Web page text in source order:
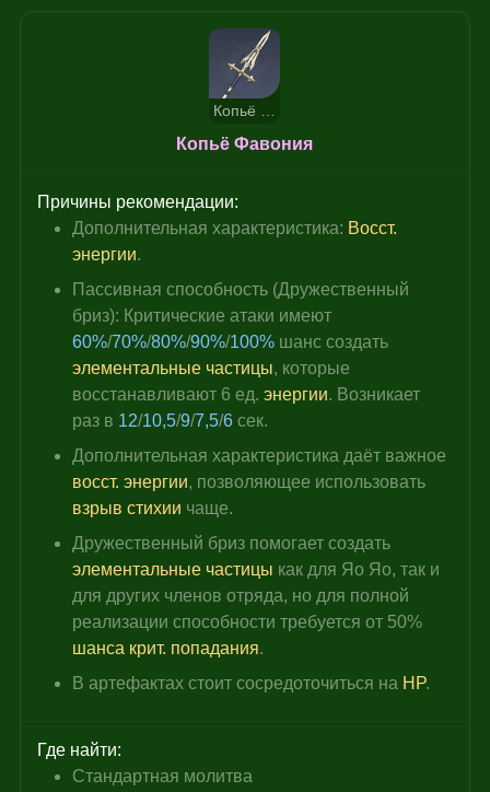
Копьё Фавония
Причины рекомендации:
Дополнительная характеристика: Восст.
энергии.
Пассивная способность (Дружественный
бриз): Критические атаки имеют
60%/70%/80%/90%/100% шанс создать
элементальные частицы, которые
восстанавливают 6 ед. энергии. Возникает
раз в 12/10,5/9/7,5/6 сек.
Дополнительная характеристика даёт важное
восст. энергии, позволяющее использовать
взрыв стихии чаще.
Дружественный бриз помогает создать
элементальные частицы как для Яо Яо, так и
для других членов отряда, но для полной
реализации способности требуется от 50%
шанса крит. попадания.
В артефактах стоит сосредоточиться на HP.
Где найти:
Стандартная молитва